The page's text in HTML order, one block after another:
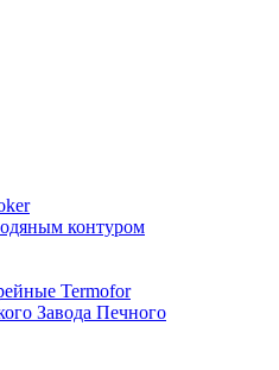
контуром
Termofor
Завода Печного